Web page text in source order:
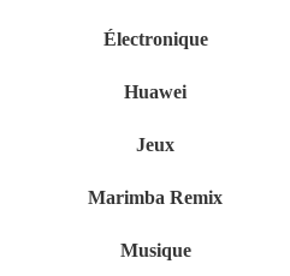
Électronique
Huawei
Jeux
Marimba Remix
Musique